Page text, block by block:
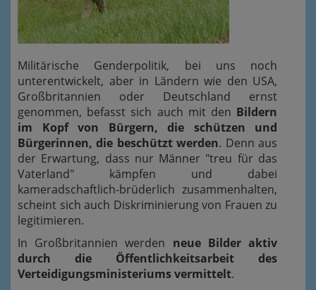
Militärische Genderpolitik, bei uns noch
unterentwickelt, aber in Ländern wie den USA,
Großbritannien oder Deutschland ernst
genommen, befasst sich auch mit den Bildern
im Kopf von Bürgern, die schützen und
Bürgerinnen, die beschützt werden. Denn aus
der Erwartung, dass nur Männer "treu für das
Vaterland" kämpfen und dabei
kameradschaftlich-brüderlich zusammenhalten,
scheint sich auch Diskriminierung von Frauen zu
legitimieren.
In Großbritannien werden neue Bilder aktiv
durch die Öffentlichkeitsarbeit des
Verteidigungsministeriums vermittelt.